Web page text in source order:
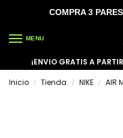
COMPRA 3
MENU
¡ENVIO GRATIS A
Inicio
/ Tienda / NIKE / AIR